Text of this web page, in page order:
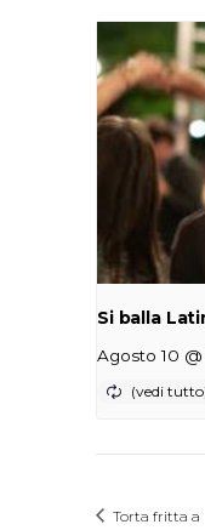
Si balla
Agosto 10 @
Torta fritta a